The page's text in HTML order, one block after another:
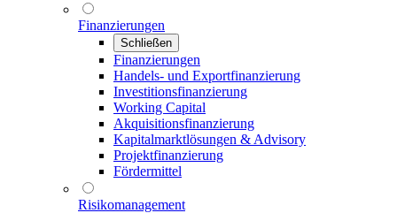
Finanzierungen
Schließen
Finanzierungen
Handels- und Exportfinanzierung
Investitionsfinanzierung
Working Capital
Akquisitionsfinanzierung
Kapitalmarktlösungen & Advisory
Projektfinanzierung
Fördermittel
Risikomanagement